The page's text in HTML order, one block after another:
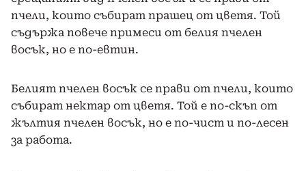
пчели, които събират прашец от цветя. Той
съдържа повече примеси от белия пчелен
восък, но е по-евтин.
Белият пчелен восък се прави от пчели, които
събират нектар от цветя. Той е по-скъп от
жълтия пчелен восък, но е по-чист и по-лесен
за работа.